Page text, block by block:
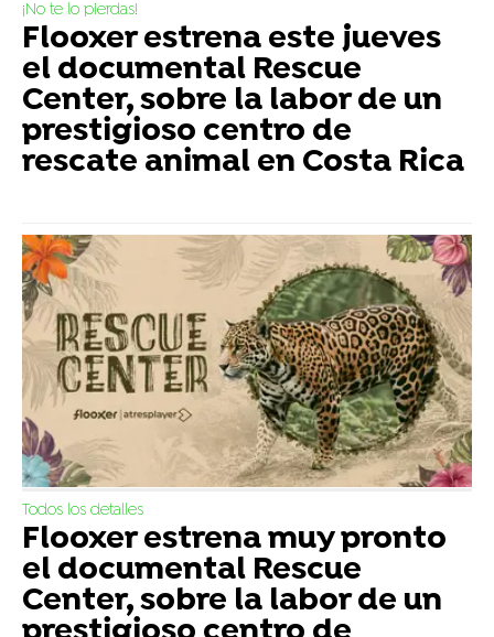
¡No te lo pierdas!
Flooxer estrena este jueves
el documental Rescue
Center, sobre la labor de un
prestigioso centro de
rescate animal en Costa Rica
Todos los detalles
Flooxer estrena muy pronto
el documental Rescue
Center, sobre la labor de un